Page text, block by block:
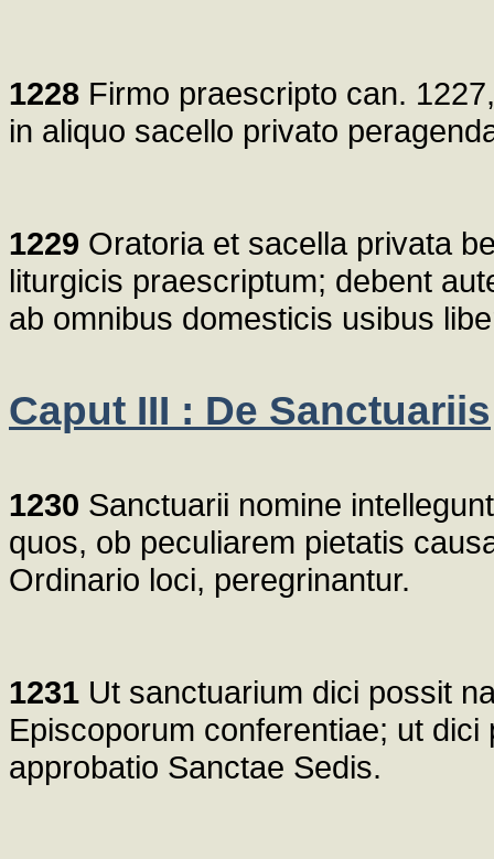
1228 Firmo praescripto can.
in aliquo sacello privato
1229 Oratoria et sacella privata
liturgicis praescriptum; debent
ab omnibus domesticis usibus
Caput III : De Sanctuariis
1230 Sanctuarii nomine
quos, ob peculiarem pietatis
Ordinario loci, peregrinantur.
1231 Ut sanctuarium dici possit
Episcoporum conferentiae; ut
approbatio Sanctae Sedis.